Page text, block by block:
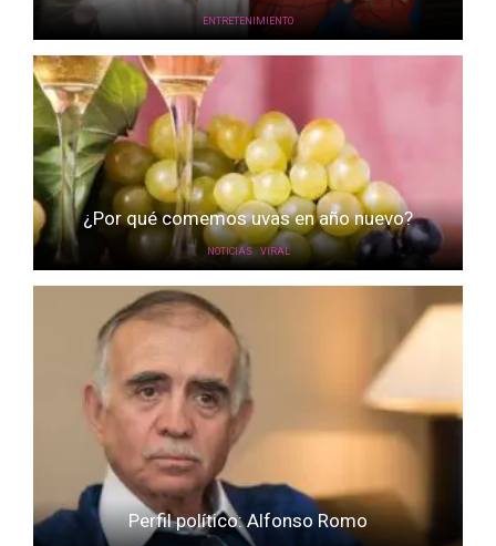
ENTRETENIMIENTO
¿Por qué comemos uvas en año nuevo?
NOTICIAS,VIRAL
Perfil político: Alfonso Romo